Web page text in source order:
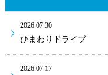
2026.07.30
ひまわりドライブ
2026.07.17